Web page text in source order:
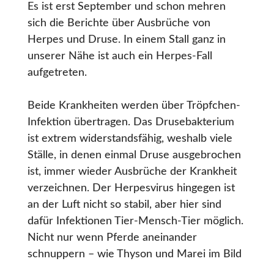
Es ist erst September und schon mehren
sich die Berichte über Ausbrüche von
Herpes und Druse. In einem Stall ganz in
unserer Nähe ist auch ein Herpes-Fall
aufgetreten.
Beide Krankheiten werden über Tröpfchen-
Infektion übertragen. Das Drusebakterium
ist extrem widerstandsfähig, weshalb viele
Ställe, in denen einmal Druse ausgebrochen
ist, immer wieder Ausbrüche der Krankheit
verzeichnen. Der Herpesvirus hingegen ist
an der Luft nicht so stabil, aber hier sind
dafür Infektionen Tier-Mensch-Tier möglich.
Nicht nur wenn Pferde aneinander
schnuppern – wie Thyson und Marei im Bild